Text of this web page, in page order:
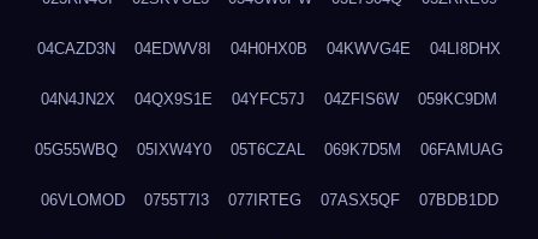
04CAZD3N 04EDWV8I 04H0HX0B 04KWVG4E 04LI8DHX
04N4JN2X 04QX9S1E 04YFC57J 04ZFIS6W 059KC9DM
05G55WBQ 05IXW4Y0 05T6CZAL 069K7D5M 06FAMUAG
06VLOMOD 0755T7I3 077IRTEG 07ASX5QF 07BDB1DD